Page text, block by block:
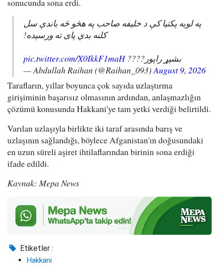
sonucunda sona erdi.
په لویه پکتیا کې د خلیفه صاحب په هڅو څه باندې سل
کلنه بدي پای ته ورسېده!
بشپړ راپور????pic.twitter.com/X0IkkF1maH
— Abdullah Raihan (@Raihan_093)August 9, 2026
Tarafların, yıllar boyunca çok sayıda uzlaştırma
girişiminin başarısız olmasının ardından, anlaşmazlığın
çözümü konusunda Hakkani'ye tam yetki verdiği belirtildi.
Varılan uzlaşıyla birlikte iki taraf arasında barış ve
uzlaşının sağlandığı, böylece Afganistan'ın doğusundaki
en uzun süreli aşiret ihtilaflarından birinin sona erdiği
ifade edildi.
Kaynak: Mepa News
Etiketler :
Hakkani